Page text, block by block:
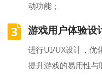
动功能；
3 游戏用户体验设
进行UI/UX设计，优
提升游戏的易用性与